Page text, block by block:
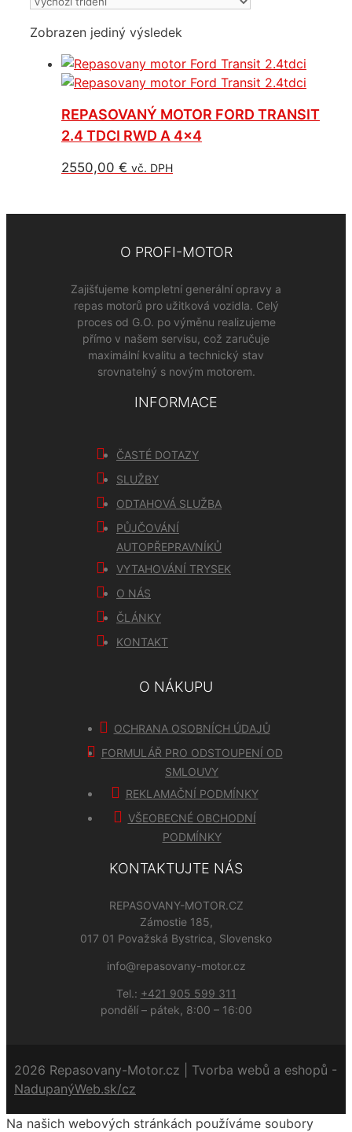
Zobrazen jediný výsledek
REPASOVANÝ MOTOR FORD TRANSIT
2.4 TDCI RWD A 4×4
2550,00 € vč. DPH
O PROFI-MOTOR
Zajišťujeme kompletní generální opravy a
repas motorů pro užitková vozidla. Celý
proces od G.O. po výměnu realizujeme
přímo v našem servisu, což zaručuje
maximální kvalitu a technický stav
srovnatelný s novým motorem.
INFORMACE
ČASTÉ DOTAZY
SLUŽBY
ODTAHOVÁ SLUŽBA
PŮJČOVÁNÍ
AUTOPŘEPRAVNÍKŮ
VYTAHOVÁNÍ TRYSEK
O NÁS
ČLÁNKY
KONTAKT
O NÁKUPU
OCHRANA OSOBNÍCH ÚDAJŮ
FORMULÁŘ PRO ODSTOUPENÍ OD
SMLOUVY
REKLAMAČNÍ PODMÍNKY
VŠEOBECNÉ OBCHODNÍ
PODMÍNKY
KONTAKTUJTE NÁS
REPASOVANY-MOTOR.CZ
Zámostie 185,
017 01 Považská Bystrica, Slovensko
info@repasovany-motor.cz
Tel.: +421 905 599 311
pondělí – pátek, 8:00 – 16:00
2026 Repasovany-Motor.cz | Tvorba webů a eshopů -
NadupanýWeb.sk/cz
Na našich webových stránkách používáme soubory